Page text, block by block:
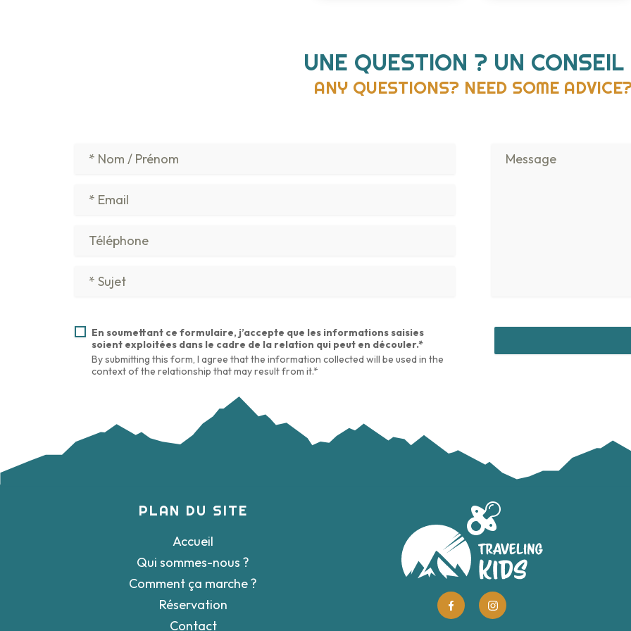
UNE QUESTION ? UN CONSEIL
ANY QUESTIONS? NEED SOME
En soumettant ce formulaire, j’accepte que les informations saisies
soient exploitées dans le cadre de la relation qui peut en découler.*
By submitting this form, I agree that the information collected will be used in the
context of the relationship that may result from it.*
PLAN DU SITE
Accueil
Qui sommes-nous ?
Comment ça marche ?
Réservation
Contact